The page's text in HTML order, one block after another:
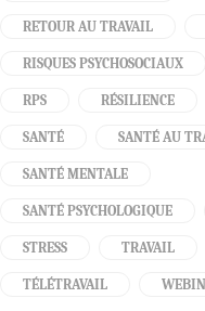
RETOUR AU TRAVAIL
RISQUES PSYCHOSOCIAUX
RPS RÉSILIENCE
SANTÉ SANTÉ AU
SANTÉ MENTALE
SANTÉ PSYCHOLOGIQUE
STRESS TRAVAIL
TÉLÉTRAVAIL